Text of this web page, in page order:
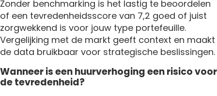
Zonder benchmarking is het lastig te beoordelen
of een tevredenheidsscore van 7,2 goed of juist
zorgwekkend is voor jouw type portefeuille.
Vergelijking met de markt geeft context en maakt
de data bruikbaar voor strategische beslissingen.
Wanneer is een huurverhoging een risico voor
de tevredenheid?